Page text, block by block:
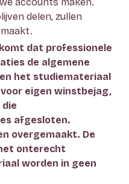
delen, zullen
dat professionele
de algemene
het studiemateriaal
eigen winstbejag,
afgesloten.
overgemaakt. De
onterecht
worden in geen